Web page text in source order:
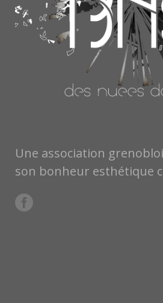
Une association
son bonheur esthétique